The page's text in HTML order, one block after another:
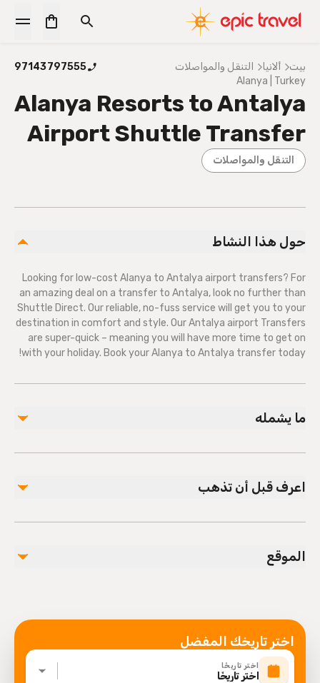
بيت ألانيا التنقل والمواصلات
97143797555
Alanya | Turkey
Alanya Resorts to Antalya
Airport Shuttle Transfer
التنقل والمواصلات
حول هذا النشاط
Looking for low-cost Alanya to Antalya airport transfers? For
an amazing deal on a transfer to Antalya, look no further than
Shuttle Direct. Our reliable, no-fuss service will get you to your
destination in comfort and style. Our Antalya airport Transfers
are super-quick – meaning you will have more time to get on
with your holiday. Book your Alanya to Antalya transfer today!
ما يشمله
مشمول
One-way shuttle transfer
اعرف قبل أن تذهب
Specialized infant seats are available
Infants and small children can ride in a pram or
Transportation options are wheelchair accessible
Wheelchair accessible
Suitable for all physical fitness levels
Mobile or paper ticket accepted
الموقع
اختر تاريخك المفضل
اختر تاريخًا
اختر تاريخًا